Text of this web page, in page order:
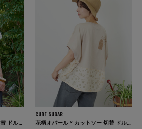
花柄オパール × カットソー 切替 ドルマン Tシャツ
CUBE SUGAR
花柄オパール × カットソー 切替 ドルマン Tシャツ